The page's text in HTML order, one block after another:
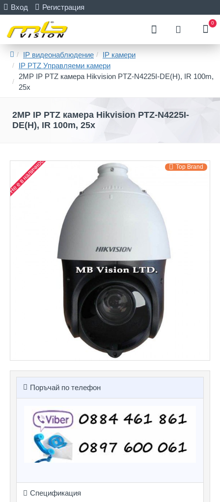
Вход Регистрация
0
IP видеонаблюдение
IP камери
IP PTZ Управляеми камери
2MP IP PTZ камера Hikvision PTZ-N4225I-DE(H), IR 100m,
25x
2MP IP PTZ камера Hikvision PTZ-N4225I-
DE(H), IR 100m, 25x
Top Brand
Не е в наличност
Поръчай по телефон
Спецификация